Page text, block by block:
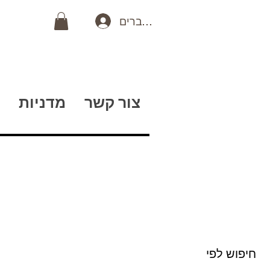
כניסה לחברים
מדניות צור קשר
חיפוש לפי